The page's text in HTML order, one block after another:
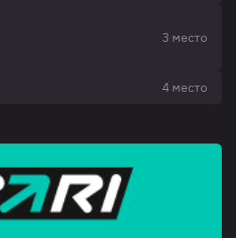
3 место
4 место